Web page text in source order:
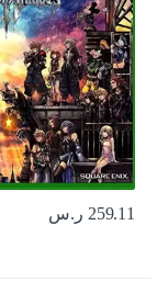
259.11 ر.س